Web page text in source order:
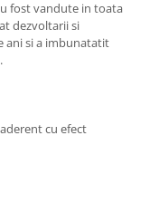
fost vandute in toata
dezvoltarii si
ani si a imbunatatit
cu efect